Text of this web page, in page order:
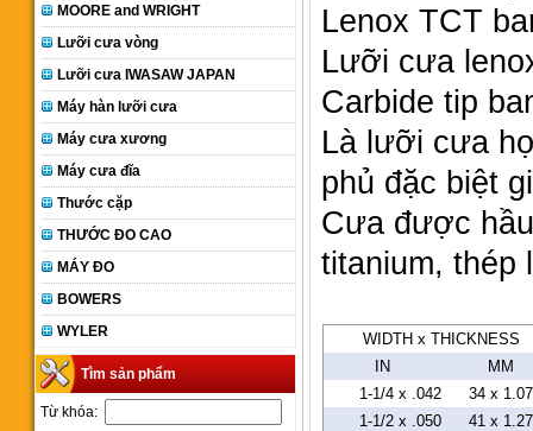
MOORE and WRIGHT
Lưỡi cưa vòng
Lưỡi cưa IWASAW JAPAN
Máy hàn lưỡi cưa
Máy cưa xương
Máy cưa đĩa
Thước cặp
THƯỚC ĐO CAO
MÁY ĐO
BOWERS
WYLER
Tìm sản phẩm
Từ khóa:
Lenox TCT
Lưỡi cưa
Carbide tip
Là lưỡi cưa
phủ đặc biệt
Cưa được
titanium, thép
WIDTH x THICKNESS
IN
MM
1-1/4 x .042
34 x 1.07
1-1/2 x .050
41 x 1.27